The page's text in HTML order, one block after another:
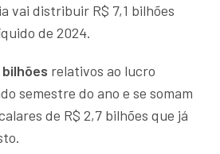
vai distribuir R$ 7,1 bilhões
de 2024.
relativos ao lucro
semestre do ano e se somam
de R$ 2,7 bilhões que já